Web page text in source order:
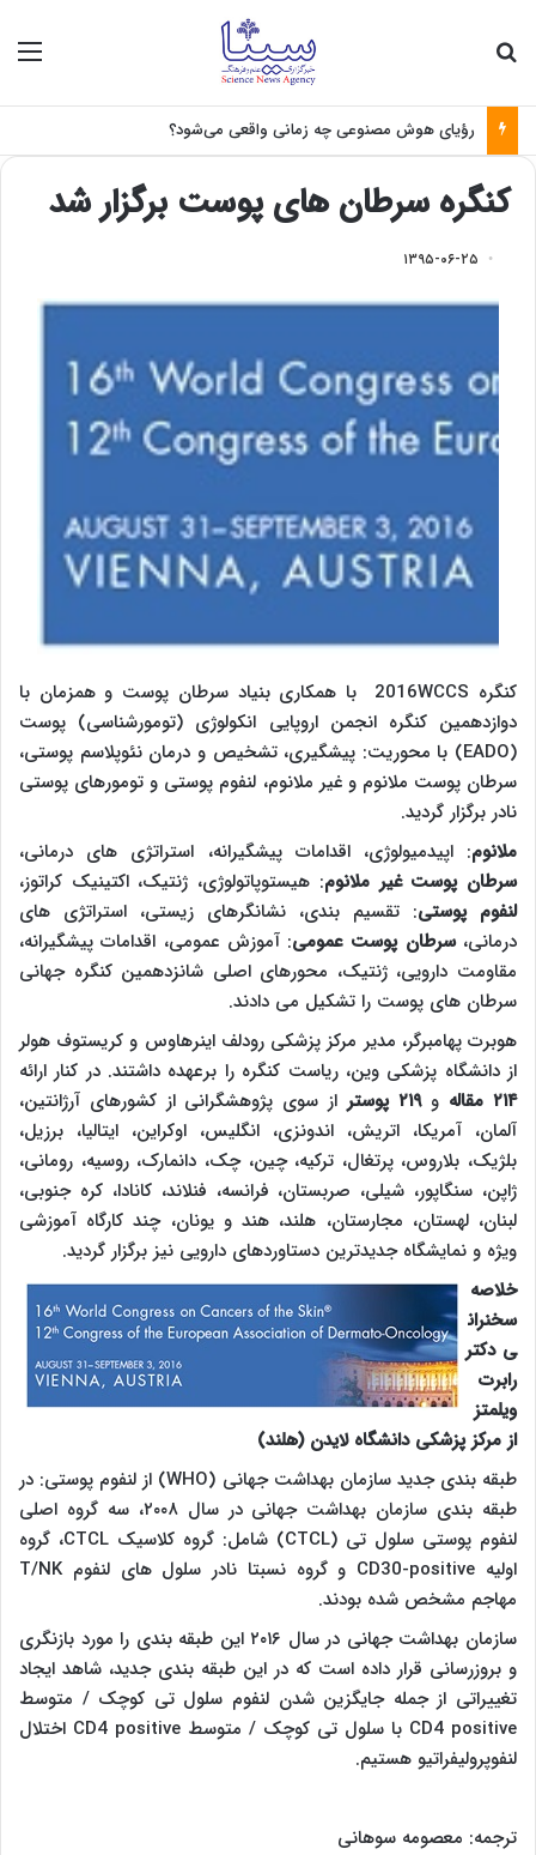
رؤیای هوش مصنوعی چه زمانی واقعی می‌شود؟
کنگره سرطان های پوست برگزار شد
۱۳۹۵-۰۶-۲۵
کنگره WCCS
2016
با همکاری بنیاد سرطان پوست و همزمان با
دوازدهمین کنگره انجمن اروپایی انکولوژی (تومورشناسی) پوست
(EADO) با محوریت: پیشگیری، تشخیص و درمان نئوپلاسم پوستی،
سرطان پوست ملانوم و غیر ملانوم، لنفوم پوستی و تومورهای پوستی
نادر برگزار گردید.
ملانوم: اپیدمیولوژی، اقدامات پیشگیرانه، استراتژی های درمانی،
سرطان پوست غیر ملانوم: هیستوپاتولوژی، ژنتیک، اکتینیک کراتوز،
لنفوم پوستی: تقسیم بندی، نشانگرهای زیستی، استراتژی های
درمانی،سرطان پوست عمومی: آموزش عمومی، اقدامات پیشگیرانه،
مقاومت دارویی، ژنتیک، محورهای اصلی شانزدهمین کنگره جهانی
سرطان های پوست را تشکیل می دادند.
هوبرت پهامبرگر، مدیر مرکز پزشکی رودلف اینرهاوس و کریستوف هولر
از دانشگاه پزشکی وین، ریاست کنگره را برعهده داشتند. در کنار ارائه
۲۱۴ مقاله
و۲۱۹ پوستر
از سوی پژوهشگرانی از کشورهای آرژانتین،
آلمان، آمریکا، اتریش، اندونزی، انگلیس، اوکراین، ایتالیا، برزیل،
بلژیک، بلاروس، پرتغال، ترکیه، چین، چک، دانمارک، روسیه، رومانی،
ژاپن، سنگاپور، شیلی، صربستان، فرانسه، فنلاند، کانادا، کره جنوبی،
لبنان، لهستان، مجارستان، هلند، هند و یونان، چند کارگاه آموزشی
ویژه و نمایشگاه جدیدترین دستاوردهای دارویی نیز برگزار گردید.
خلاصه
سخنران
ی دکتر
رابرت
ویلمتز
از مرکز پزشکی دانشگاه لایدن (هلند)
طبقه بندی جدید سازمان بهداشت جهانی (WHO) از لنفوم پوستی: در
طبقه بندی سازمان بهداشت جهانی در سال ۲۰۰۸، سه گروه اصلی
لنفوم پوستی سلول تی (CTCL) شامل: گروه کلاسیک CTCL، گروه
اولیه CD30-positive و گروه نسبتا نادر سلول های لنفوم T/NK
مهاجم مشخص شده بودند.
سازمان بهداشت جهانی در سال ۲۰۱۶ این طبقه بندی را مورد بازنگری
و بروزرسانی قرار داده است که در این طبقه بندی جدید، شاهد ایجاد
تغییراتی از جمله جایگزین شدن لنفوم سلول تی کوچک / متوسط
CD4 positive با سلول تی کوچک / متوسط CD4 positive اختلال
لنفوپرولیفراتیو هستیم.
ترجمه: معصومه سوهانی